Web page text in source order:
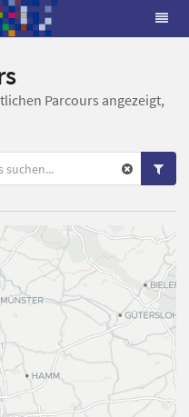
Parcours angezeigt,